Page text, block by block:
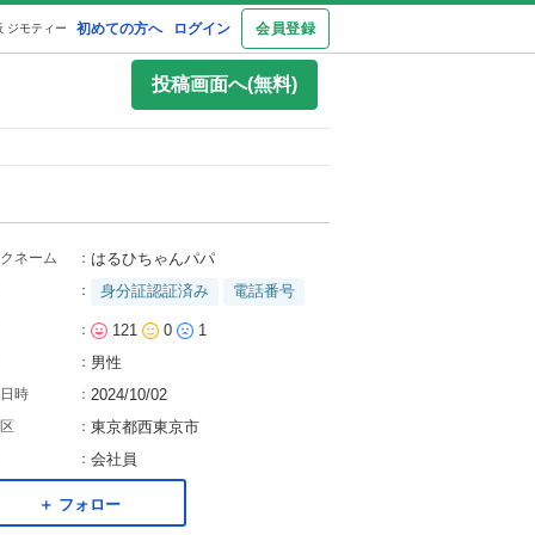
初めての方へ ログイン 会員登録
ジモティー
投稿画面へ(無料)
ネーム ： はるひちゃんパパ
： 身分証認証済み 電話番号
： 121 0 1
： 男性
時 ： 2024/10/02
： 東京都西東京市
： 会社員
＋ フォロー